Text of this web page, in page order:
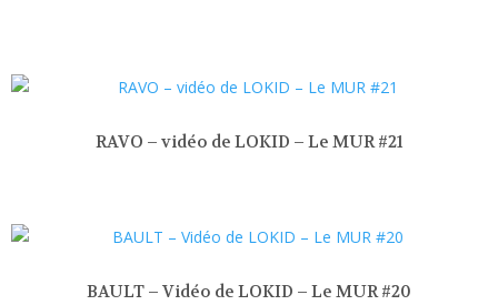
RAVO – vidéo de LOKID – Le MUR #21
BAULT – Vidéo de LOKID – Le MUR #20